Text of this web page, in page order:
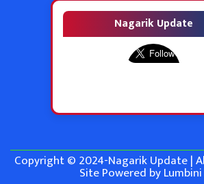
Nagarik Update
Copyright © 2024-Nagarik Update |
Site Powered by